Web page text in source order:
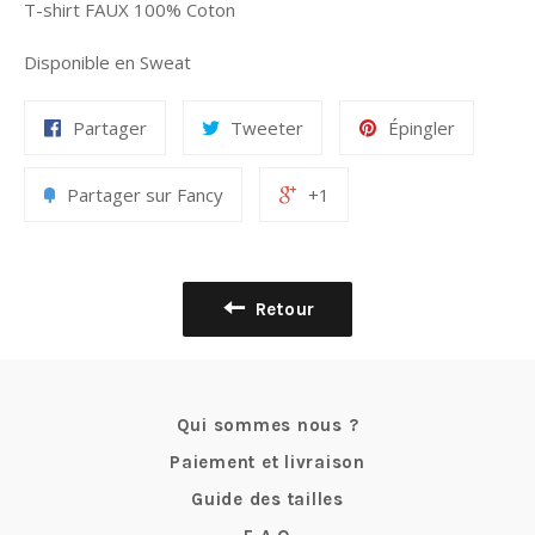
T-shirt FAUX 100% Coton
Disponible en Sweat
Partager Tweeter Épingler
Partager sur Fancy +1
Retour
Qui sommes nous ?
Paiement et livraison
Guide des tailles